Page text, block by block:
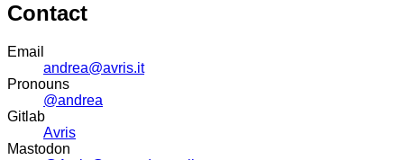
Contact
Email
andrea@avris.it
Pronouns
@andrea
Gitlab
Avris
Mastodon